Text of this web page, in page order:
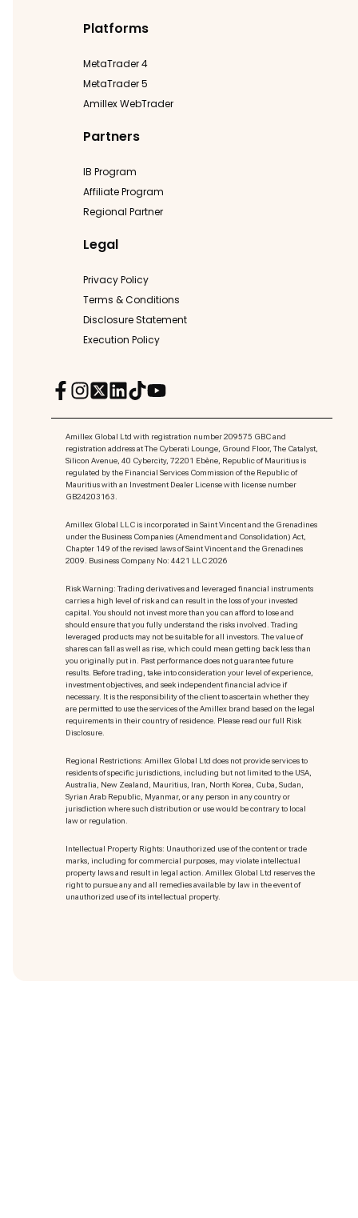
Platforms
MetaTrader 4
MetaTrader 5
Amillex WebTrader
Partners
IB Program
Affiliate Program
Regional Partner
Legal
Privacy Policy
Terms & Conditions
Disclosure Statement
Execution Policy
Amillex Global Ltd with registration number 209575 GBC and
registration address at The Cyberati Lounge, Ground Floor, The Catalyst,
Silicon Avenue, 40 Cybercity, 72201 Ebène, Republic of Mauritius is
regulated by the Financial Services Commission of the Republic of
Mauritius with an Investment Dealer License with license number
GB24203163.
Amillex Global LLC is incorporated in Saint Vincent and the Grenadines
under the Business Companies (Amendment and Consolidation) Act,
Chapter 149 of the revised laws of Saint Vincent and the Grenadines
2009. Business Company No: 4421 LLC 2026
Risk Warning: Trading derivatives and leveraged financial instruments
carries a high level of risk and can result in the loss of your invested
capital. You should not invest more than you can afford to lose and
should ensure that you fully understand the risks involved. Trading
leveraged products may not be suitable for all investors. The value of
shares can fall as well as rise, which could mean getting back less than
you originally put in. Past performance does not guarantee future
results. Before trading, take into consideration your level of experience,
investment objectives, and seek independent financial advice if
necessary. It is the responsibility of the client to ascertain whether they
are permitted to use the services of the Amillex brand based on the legal
requirements in their country of residence. Please read our full Risk
Disclosure.
Regional Restrictions: Amillex Global Ltd does not provide services to
residents of specific jurisdictions, including but not limited to the USA,
Australia, New Zealand, Mauritius, Iran, North Korea, Cuba, Sudan,
Syrian Arab Republic, Myanmar, or any person in any country or
jurisdiction where such distribution or use would be contrary to local
law or regulation.
Intellectual Property Rights: Unauthorized use of the content or trade
marks, including for commercial purposes, may violate intellectual
property laws and result in legal action. Amillex Global Ltd reserves the
right to pursue any and all remedies available by law in the event of
unauthorized use of its intellectual property.